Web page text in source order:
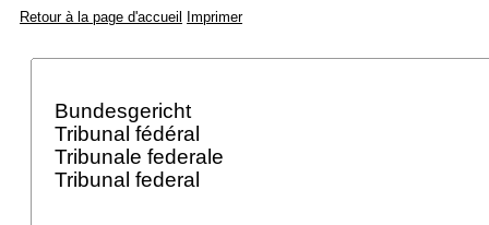
Retour à la page d'accueil Imprimer
Bundesgericht
Tribunal fédéral
Tribunale federale
Tribunal federal